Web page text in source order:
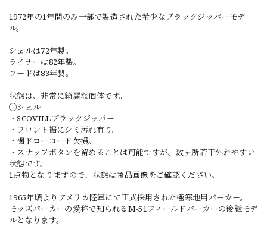
1972年の1年間のみ一部で製造された希少なブラックジッパーモデ
ル。
シェルは72年製。
ライナーは82年製。
フードは83年製。
状態は、非常に綺麗な個体です。
◯シェル
・SCOVILLブラックジッパー
・フロント裾にシミ汚れ有り。
・裾ドローコード欠損。
・スナップボタンを留めることは可能ですが、数ヶ所若干外れやすい
状態です。
1点物となりますので、状態は商品画像をご確認ください。
1965年頃よりアメリカ陸軍にて正式採用された極寒地用パーカー。
モッズパーカーの愛称で知られるM-51フィールドパーカーの後継モデ
ルとなります。